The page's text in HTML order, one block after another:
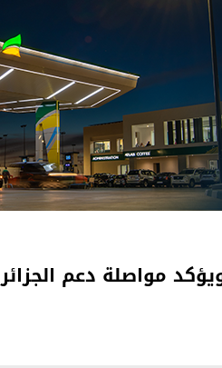
مواصلة دعم الجزائر